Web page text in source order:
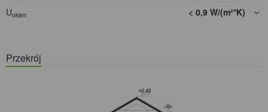
Uokien < 0,9 W/(m²*K)
Przekrój